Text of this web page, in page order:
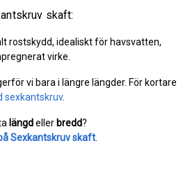
skaft:
rostskydd, idealiskt för havsvatten,
virke.
vi bara i längre längder. För kortare
sexkantskruv.
längdeller bredd?
Sexkantskruv skaft